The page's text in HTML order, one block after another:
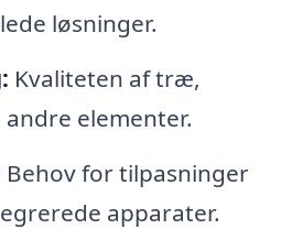
løsninger.
Kvaliteten af træ,
elementer.
Behov for tilpasninger
apparater.